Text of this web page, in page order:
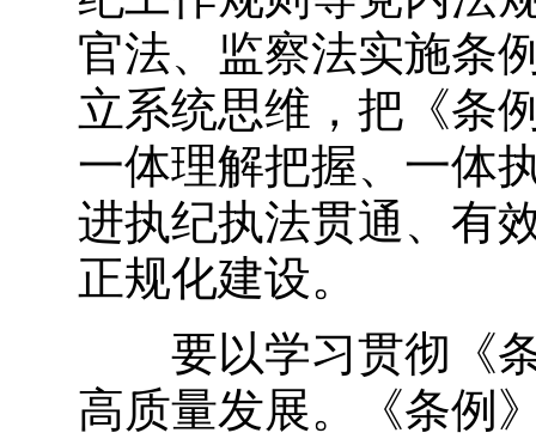
官法、监察法实施条
立系统思维，把《条
一体理解把握、一体
进执纪执法贯通、有
正规化建设。
要以学习贯彻《条
高质量发展。《条例